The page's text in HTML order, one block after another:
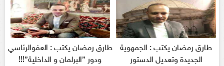
طارق رمضان يكتب : الجمهوية
الجديدة وتعديل الدستور
طارق رمضان يكتب : العفوالرئاسي
ودور ”البرلمان و الداخلية”!!!